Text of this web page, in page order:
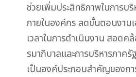
ช่วยเพิ่มประสิทธิภาพในการบ
ภายในองค์กร ลดขั้นตอนงานเ
เวลาในการดำเนินงาน สอดค
รมาภิบาลและการบริหารภาค
เป็นองค์ประกอบสำคัญของก